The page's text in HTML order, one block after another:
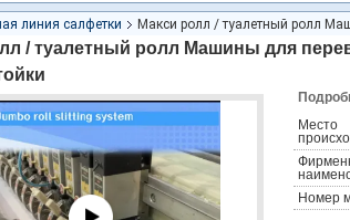
линия салфетки
Макси ролл / туалетный ролл
/ туалетный ролл Машины для
Место
Номер